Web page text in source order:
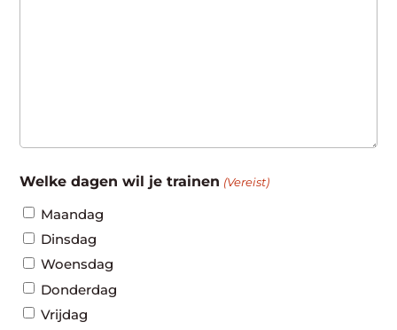
Welke dagen wil je trainen (Vereist)
Maandag
Dinsdag
Woensdag
Donderdag
Vrijdag